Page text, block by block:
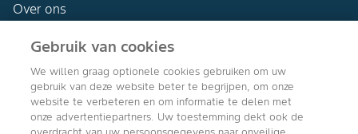
Over ons
Agro Bayer
Nederland
Gebruik van cookies
We willen graag optionele cookies gebruiken om uw
gebruik van deze website beter te begrijpen, om onze
website te verbeteren en om informatie te delen met
onze advertentiepartners. Uw toestemming dekt ook de